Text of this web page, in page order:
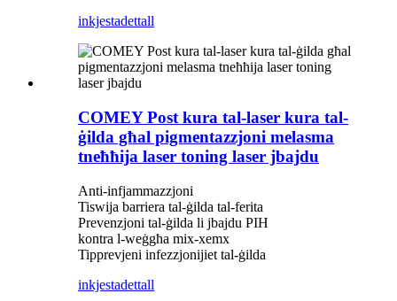
inkjestadettall
COMEY Post kura tal-laser kura tal-
ġilda għal pigmentazzjoni melasma
tneħħija laser toning laser jbajdu
Anti-infjammazzjoni
Tiswija barriera tal-ġilda tal-ferita
Prevenzjoni tal-ġilda li jbajdu PIH
kontra l-weġgħa mix-xemx
Tipprevjeni infezzjonijiet tal-ġilda
inkjestadettall